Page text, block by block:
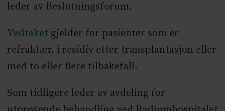
leder av Beslutningsforum.
Vedtaket gjelder for pasienter som er
refraktær, i residiv etter transplantasjon eller
med to eller flere tilbakefall.
Som tidligere leder av avdeling for